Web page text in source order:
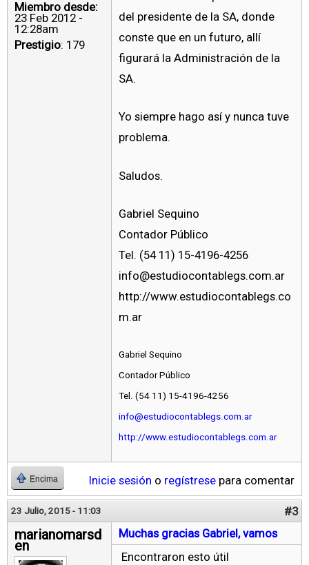
Miembro desde:
23 Feb 2012 -
12:28am
Prestigio: 179
del presidente de la SA, donde
conste que en un futuro, allí
figurará la Administración de la
SA.
Yo siempre hago así y nunca tuve
problema.
Saludos.
Gabriel Sequino
Contador Público
Tel. (54 11) 15-4196-4256
info@estudiocontablegs.com.ar
http://www.estudiocontablegs.co
m.ar
Gabriel Sequino
Contador Público
Tel. (54 11) 15-4196-4256
info@estudiocontablegs.com.ar
http://www.estudiocontablegs.com.ar
Encima Inicie sesión o regístrese para comentar
23 Julio, 2015 - 11:03 #3
marianomarsd
en
Muchas gracias Gabriel, vamos
Encontraron esto útil